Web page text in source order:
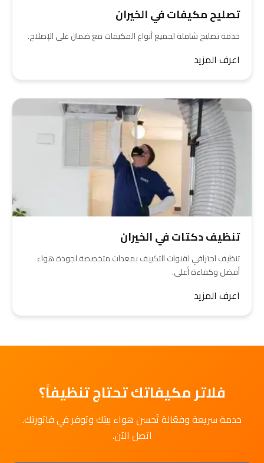
تصليح مكيفات في الخيران
خدمة تصليح شاملة لجميع أنواع المكيفات مع ضمان على الإصلاح.
اعرف المزيد
تنظيف دكتات في الخيران
تنظيف احترافي لقنوات التكييف بمعدات متخصصة لجودة هواء
أفضل وكفاءة أعلى.
اعرف المزيد
فلاتر مكيفاتك تحتاج تنظيفاً؟
خدمة سريعة وفعّالة تُحسن هواء بيتك وتوفر في فاتورتك.
اتصل الآن.